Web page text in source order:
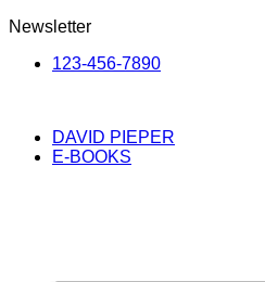
Newsletter
123-456-7890
DAVID PIEPER
E-BOOKS